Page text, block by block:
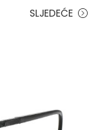
SLJEDEĆE